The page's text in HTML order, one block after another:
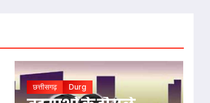
छत्तीसगढ़ Durg